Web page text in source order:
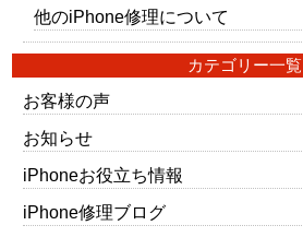
他のiPhone修理について
カテゴリー一覧
お客様の声
お知らせ
iPhoneお役立ち情報
iPhone修理ブログ